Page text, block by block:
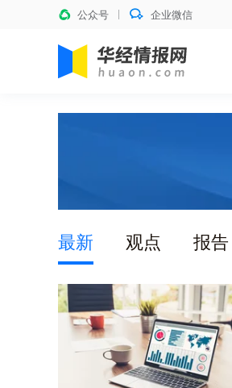
公众号 企业微信
最新 观点 报告